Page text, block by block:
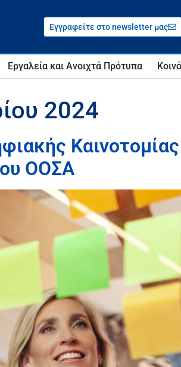
Εγγραφείτε στο newsletter μας
Εργαλεία και Ανοιχτά Πρότυπα
2024
ΟΟΣΑ